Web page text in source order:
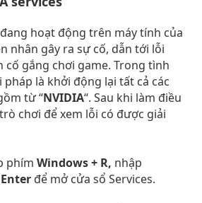
đang hoạt động trên máy tính của
nhân gây ra sự cố, dẫn tới lỗi
cố gắng chơi game. Trong tình
là khởi động lại tất cả các
từ “NVIDIA“. Sau khi làm điều
chơi để xem lỗi có được giải
phím Windows + R, nhập
Enter để mở cửa sổ Services.